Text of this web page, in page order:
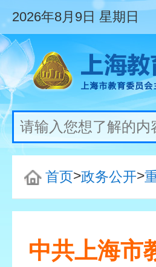
2026年8月9日 星期日
首页>政务公开>
中共上海市